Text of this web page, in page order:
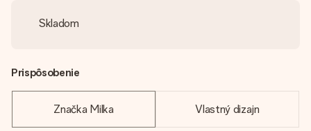
Skladom
Prispôsobenie
Značka Milka Vlastný dizajn